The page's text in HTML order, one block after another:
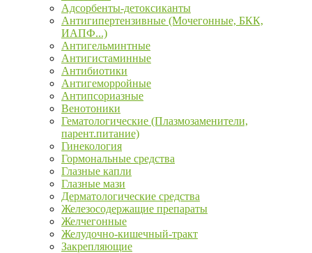
Адсорбенты-детоксиканты
Антигипертензивные (Мочегонные, БКК,
ИАПФ...)
Антигельминтные
Антигистаминные
Антибиотики
Антигеморройные
Антипсориазные
Венотоники
Гематологические (Плазмозаменители,
парент.питание)
Гинекология
Гормональные средства
Глазные капли
Глазные мази
Дерматологические средства
Железосодержащие препараты
Желчегонные
Желудочно-кишечный-тракт
Закрепляющие